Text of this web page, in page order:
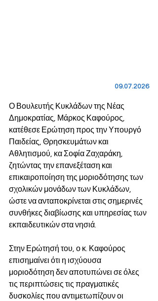
09.07.2026
Ο Βουλευτής Κυκλάδων της Νέας
Δημοκρατίας, Μάρκος Καφούρος,
κατέθεσε Ερώτηση προς την Υπουργό
Παιδείας, Θρησκευμάτων και
Αθλητισμού, κα Σοφία Ζαχαράκη,
ζητώντας την επανεξέταση και
επικαιροποίηση της μοριοδότησης των
σχολικών μονάδων των Κυκλάδων,
ώστε να ανταποκρίνεται στις σημερινές
συνθήκες διαβίωσης και υπηρεσίας των
εκπαιδευτικών στα νησιά.
Στην Ερώτησή του, ο κ. Καφούρος
επισημαίνει ότι η ισχύουσα
μοριοδότηση δεν αποτυπώνει σε όλες
τις περιπτώσεις τις πραγματικές
δυσκολίες που αντιμετωπίζουν οι